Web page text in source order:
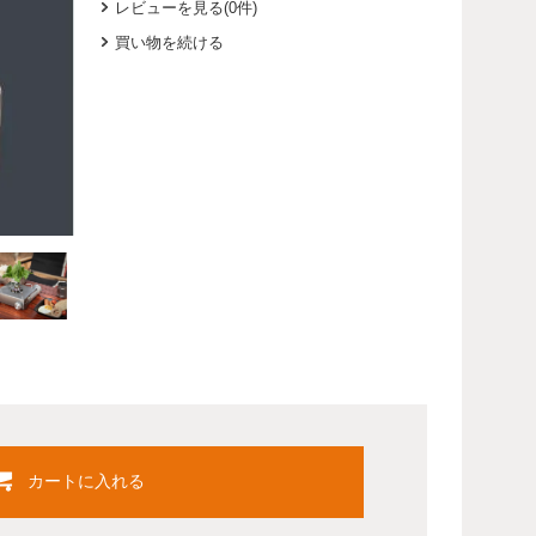
レビューを見る(0件)
買い物を続ける
カートに入れる